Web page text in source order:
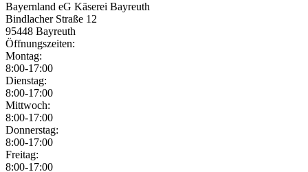
Bayernland eG Käserei Bayreuth
Bindlacher Straße 12
95448 Bayreuth
Öffnungszeiten:
Montag:
8:00-17:00
Dienstag:
8:00-17:00
Mittwoch:
8:00-17:00
Donnerstag:
8:00-17:00
Freitag:
8:00-17:00